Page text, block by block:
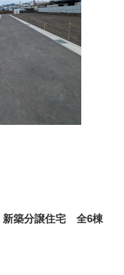
築分譲住宅 全6棟